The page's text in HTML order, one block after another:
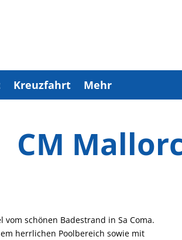
Kreuzfahrt Mehr
CM
schönen Badestrand in Sa Coma.
herrlichen Poolbereich sowie mit